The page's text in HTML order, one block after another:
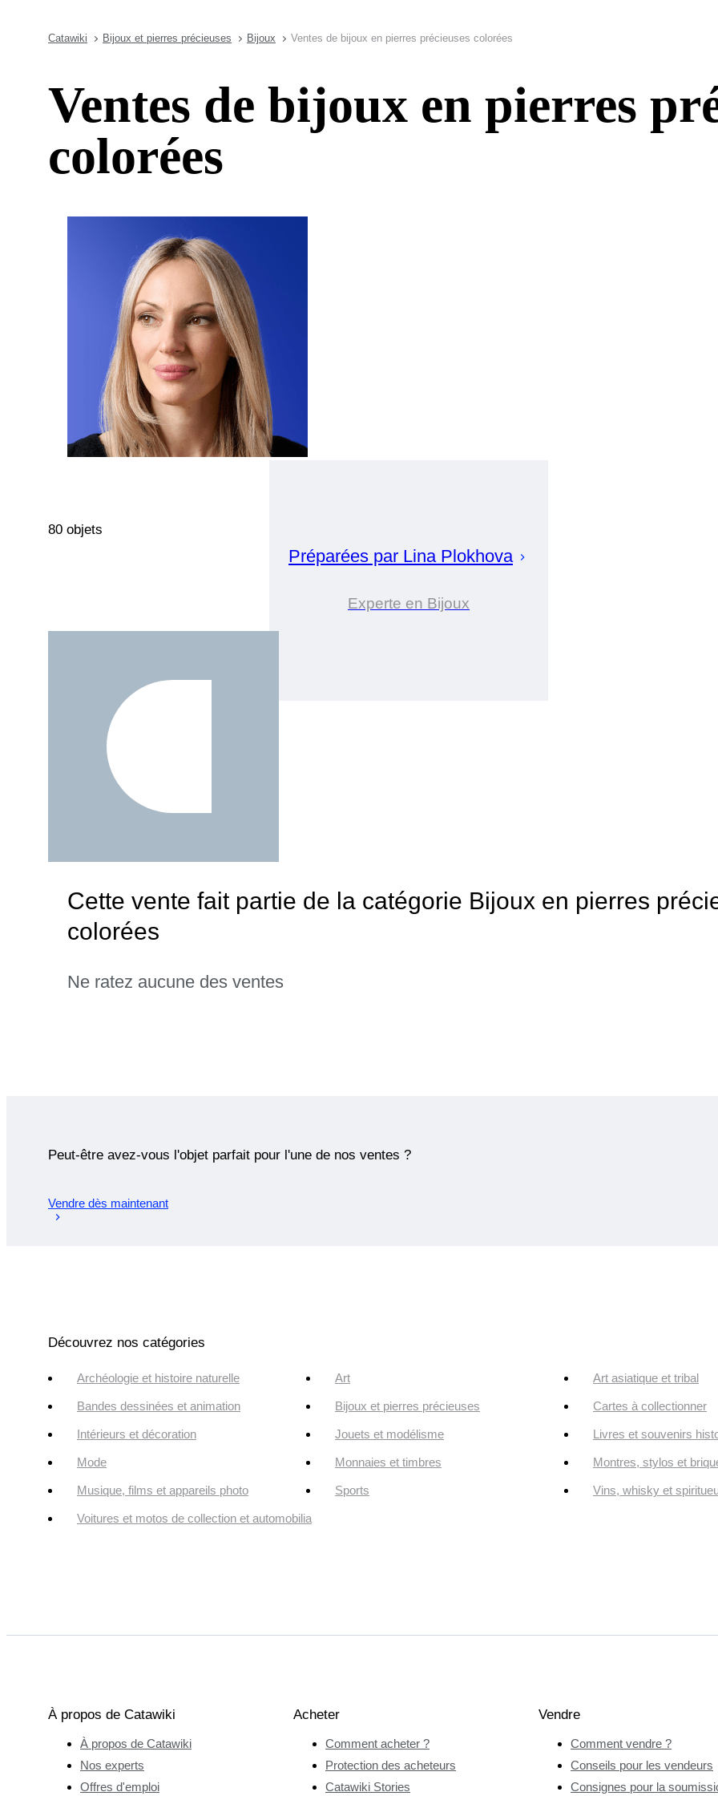
Catawiki Bijoux et pierres précieuses Bijoux Ventes de bijoux en pierres précieuses colorées
Ventes de bijoux en pierres
colorées
Préparées par Lina Plokhova
Experte en Bijoux
80 objets
Cette vente fait partie de la catégorie Bijoux en pierres
colorées
Ne ratez aucune des ventes
Peut-être avez-vous l'objet parfait pour l'une de nos ventes ?
Vendre dès maintenant
Découvrez nos catégories
Archéologie et histoire naturelle Art Art asiatique et tribal
Bandes dessinées et animation Bijoux et pierres précieuses Cartes à collectionner
Intérieurs et décoration Jouets et modélisme Livres et souvenirs
Mode Monnaies et timbres Montres, stylos et
Musique, films et appareils photo Sports Vins, whisky et
Voitures et motos de collection et automobilia
À propos de Catawiki
À propos de Catawiki
Nos experts
Offres d'emploi
Acheter
Comment acheter ?
Protection des acheteurs
Catawiki Stories
Vendre
Comment vendre ?
Conseils pour les vendeurs
Consignes pour la